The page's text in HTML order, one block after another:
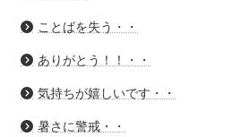
ことばを失う・・
ありがとう！！・・
気持ちが嬉しいです・・
暑さに警戒・・